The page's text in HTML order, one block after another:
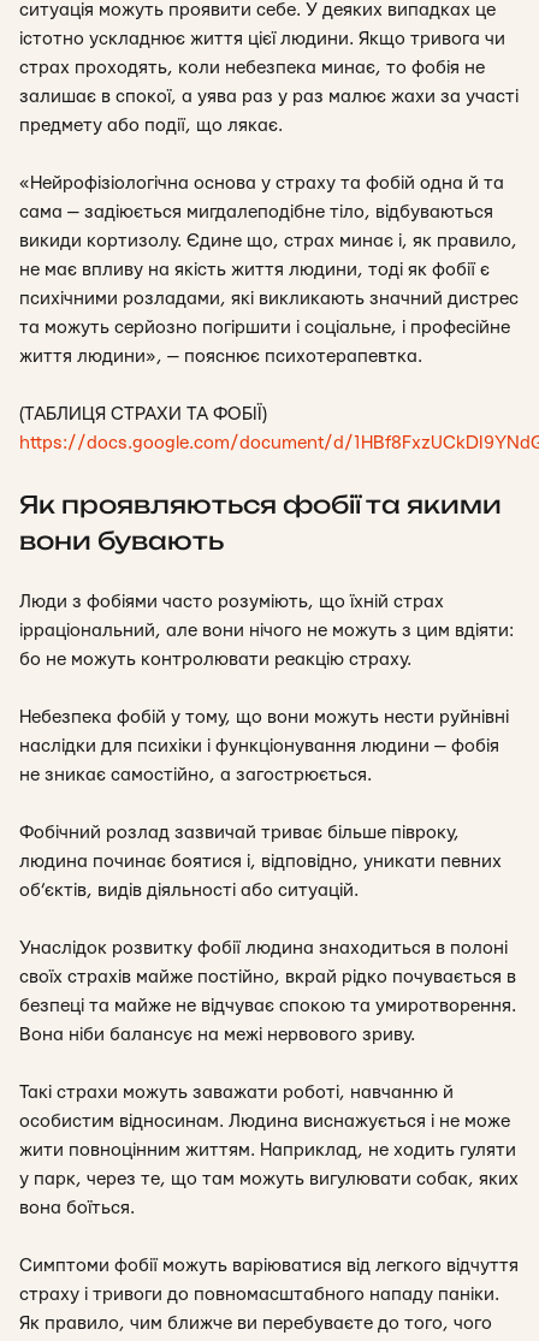
ситуація можуть проявити себе. У деяких випадках це
істотно ускладнює життя цієї людини. Якщо тривога чи
страх проходять, коли небезпека минає, то фобія не
залишає в спокої, а уява раз у раз малює жахи за участі
предмету або події, що лякає.
« Нейрофізіологічна основа у страху та фобій одна й та
сама — задіюється мигдалеподібне тіло, відбуваються
викиди кортизолу. Єдине що, страх минає і, як правило,
не має впливу на якість життя людини, тоді як фобії є
психічними розладами, які викликають значний дистрес
та можуть серйозно погіршити і соціальне, і професійне
життя людини», — пояснює психотерапевтка.
(ТАБЛИЦЯ СТРАХИ ТА ФОБІЇ)
https://docs.google.com/document/d/
Як проявляються фобії та якими
вони бувають
Люди з фобіями часто розуміють, що їхній страх
ірраціональний, але вони нічого не можуть з цим вдіяти:
бо не можуть контролювати реакцію страху.
Небезпека фобій у тому, що вони можуть нести руйнівні
наслідки для психіки і функціонування людини — фобія
не зникає самостійно, а загострюється.
Фобічний розлад зазвичай триває більше півроку,
людина починає боятися і, відповідно, уникати певних
об’єктів, видів діяльності або ситуацій.
Унаслідок розвитку фобії людина знаходиться в полоні
своїх страхів майже постійно, вкрай рідко почувається в
безпеці та майже не відчуває спокою та умиротворення.
Вона ніби балансує на межі нервового зриву.
Такі страхи можуть заважати роботі, навчанню й
особистим відносинам. Людина виснажується і не може
жити повноцінним життям. Наприклад, не ходить гуляти
у парк, через те, що там можуть вигулювати собак, яких
вона боїться.
Симптоми фобії можуть варіюватися від легкого відчуття
страху і тривоги до повномасштабного нападу паніки.
Як правило, чим ближче ви перебуваєте до того, чого